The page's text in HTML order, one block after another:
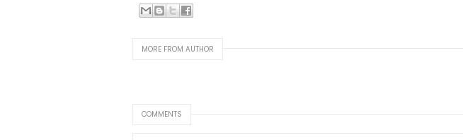
MORE FROM AUTHOR
COMMENTS